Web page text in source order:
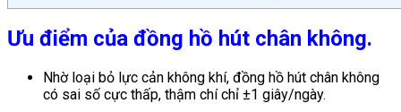
Ưu điểm của đồng hồ hút chân không.
Nhờ loại bỏ lực cản không khí, đồng hồ hút chân không
có sai số cực thấp, thậm chí chỉ ±1 giây/ngày.